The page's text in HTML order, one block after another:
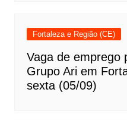
Fortaleza e Região (CE)
Vaga de emprego
Grupo Ari em
sexta (05/09)